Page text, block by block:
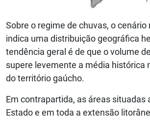
Sobre o regime de chuvas, o
indica uma distribuição geográfica
tendência geral é de que o volume
supere levemente a média histórica
do território gaúcho.
Em contrapartida, as áreas situadas
Estado e em toda a extensão